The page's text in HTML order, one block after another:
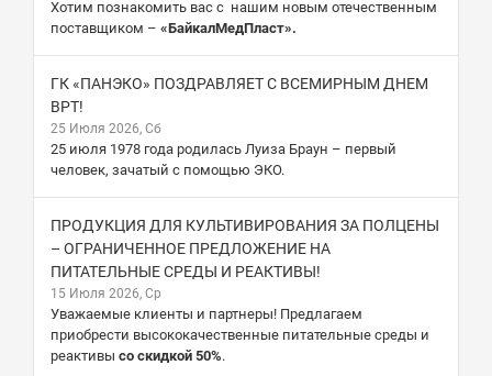
Хотим познакомить вас с нашим новым отечественным
поставщиком – «БайкалМедПласт».
ГК «ПАНЭКО» ПОЗДРАВЛЯЕТ С ВСЕМИРНЫМ ДНЕМ
ВРТ!
25 Июля 2026, Сб
25 июля 1978 года родилась Луиза Браун – первый
человек, зачатый с помощью ЭКО.
ПРОДУКЦИЯ ДЛЯ КУЛЬТИВИРОВАНИЯ ЗА ПОЛЦЕНЫ
– ОГРАНИЧЕННОЕ ПРЕДЛОЖЕНИЕ НА
ПИТАТЕЛЬНЫЕ СРЕДЫ И РЕАКТИВЫ!
15 Июля 2026, Ср
Уважаемые клиенты и партнеры! Предлагаем
приобрести высококачественные питательные среды и
реактивы со скидкой 50%.